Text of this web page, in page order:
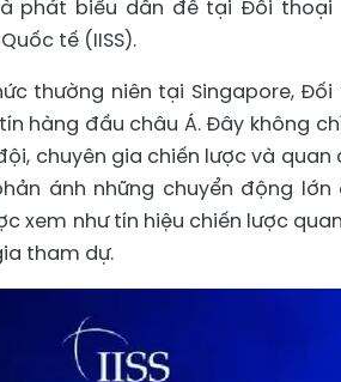
phát biểu dẫn đề tại Đối thoại
tế (IISS).
thường niên tại Singapore,
hàng đầu châu Á. Đây không
chuyên gia chiến lược và
ánh những chuyển động
xem như tín hiệu chiến lược
tham dự.